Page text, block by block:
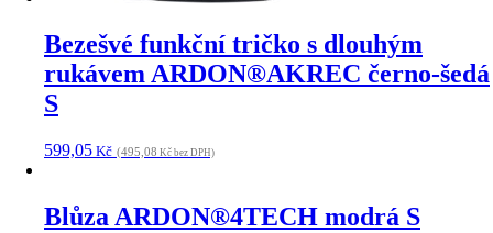
Bezešvé funkční tričko s dlouhým
rukávem ARDON®AKREC černo-šedá
S
599,05 Kč (495,08 Kč bez DPH)
Blůza ARDON®4TECH modrá S